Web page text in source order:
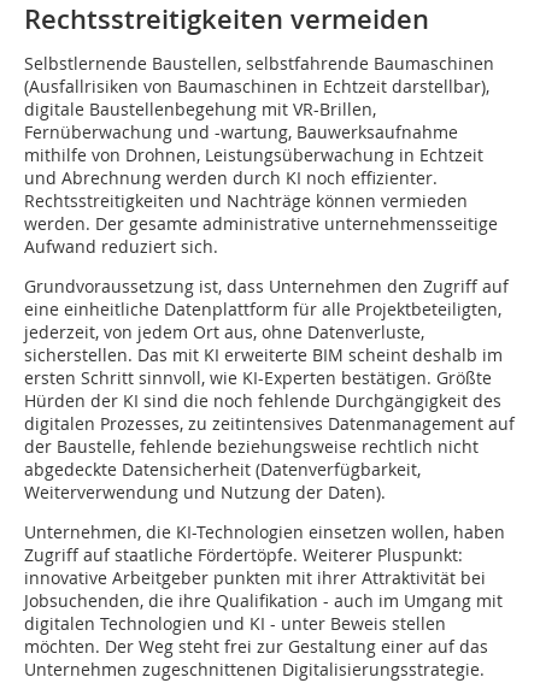
Rechtsstreitigkeiten vermeiden
Selbstlernende Baustellen, selbstfahrende Baumaschinen
(Ausfallrisiken von Baumaschinen in Echtzeit darstellbar),
digitale Baustellenbegehung mit VR-Brillen,
Fernüberwachung und -wartung, Bauwerksaufnahme
mithilfe von Drohnen, Leistungsüberwachung in Echtzeit
und Abrechnung werden durch KI noch effizienter.
Rechtsstreitigkeiten und Nachträge können vermieden
werden. Der gesamte administrative unternehmensseitige
Aufwand reduziert sich.
Grundvoraussetzung ist, dass Unternehmen den Zugriff auf
eine einheitliche Datenplattform für alle Projektbeteiligten,
jederzeit, von jedem Ort aus, ohne Datenverluste,
sicherstellen. Das mit KI erweiterte BIM scheint deshalb im
ersten Schritt sinnvoll, wie KI-Experten bestätigen. Größte
Hürden der KI sind die noch fehlende Durchgängigkeit des
digitalen Prozesses, zu zeitintensives Datenmanagement auf
der Baustelle, fehlende beziehungsweise rechtlich nicht
abgedeckte Datensicherheit (Datenverfügbarkeit,
Weiterverwendung und Nutzung der Daten).
Unternehmen, die KI-Technologien einsetzen wollen, haben
Zugriff auf staatliche Fördertöpfe. Weiterer Pluspunkt:
innovative Arbeitgeber punkten mit ihrer Attraktivität bei
Jobsuchenden, die ihre Qualifikation - auch im Umgang mit
digitalen Technologien und KI - unter Beweis stellen
möchten. Der Weg steht frei zur Gestaltung einer auf das
Unternehmen zugeschnittenen Digitalisierungsstrategie.